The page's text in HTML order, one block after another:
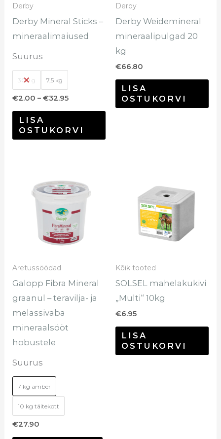
Derby
Derby Mineral Sticks –
mineraalimaiused
Suurus
300 g 7,5 kg
€2.00 – €32.95
LISA
OSTUKORVI
tootelehel.
Derby
Derby Weidemineral
mineraalipulgad 20
kg
€66.80
LISA
OSTUKORVI
Aretussöödad
Galopp Fibra Mineral
graanul – teravilja- ja
melassivaba
mineraalsööt
hobustele
Suurus
7 kg ämber
10 kg täitekott
€27.90
tootelehel.
Kõik tooted
SOLSEL mahelakukivi
„Multi“ 10kg
€6.95
LISA
OSTUKORVI